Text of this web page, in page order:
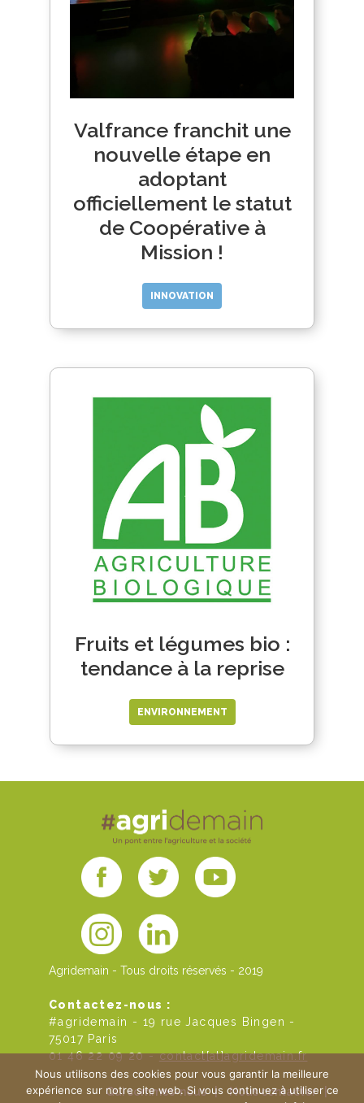
Valfrance franchit une
nouvelle étape en
adoptant
officiellement le statut
de Coopérative à
Mission !
INNOVATION
Fruits et légumes bio :
tendance à la reprise
ENVIRONNEMENT
Agridemain - Tous droits réservés - 2019
Contactez-nous :
#agridemain - 19 rue Jacques Bingen -
75017 Paris
01 46 22 09 20 -contact[at]agridemain.fr
Qui sommes-nous | Nous contacter |
Nous utilisons des cookies pour vous garantir la meilleure
expérience sur notre site web. Si vous continuez à utiliser ce